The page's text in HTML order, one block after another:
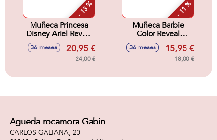
- 13 %
Muñeca Princesa
Disney Ariel Reveal
Con Accesorios
Sorpresa.32x18x6
36 meses 20,95 €
24,00 €
- 11 %
Muñeca Barbie
Color Reveal
Sirenas 32x8x8 cm
36 meses 15,95 €
18,00 €
Agueda rocamora Gabin
CARLOS GALIANA, 20